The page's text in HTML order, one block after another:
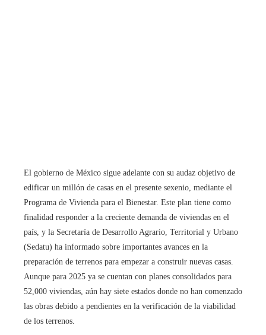
El gobierno de México sigue adelante con su audaz objetivo de
edificar un millón de casas en el presente sexenio, mediante el
Programa de Vivienda para el Bienestar. Este plan tiene como
finalidad responder a la creciente demanda de viviendas en el
país, y la Secretaría de Desarrollo Agrario, Territorial y Urbano
(Sedatu) ha informado sobre importantes avances en la
preparación de terrenos para empezar a construir nuevas casas.
Aunque para 2025 ya se cuentan con planes consolidados para
52,000 viviendas, aún hay siete estados donde no han comenzado
las obras debido a pendientes en la verificación de la viabilidad
de los terrenos.